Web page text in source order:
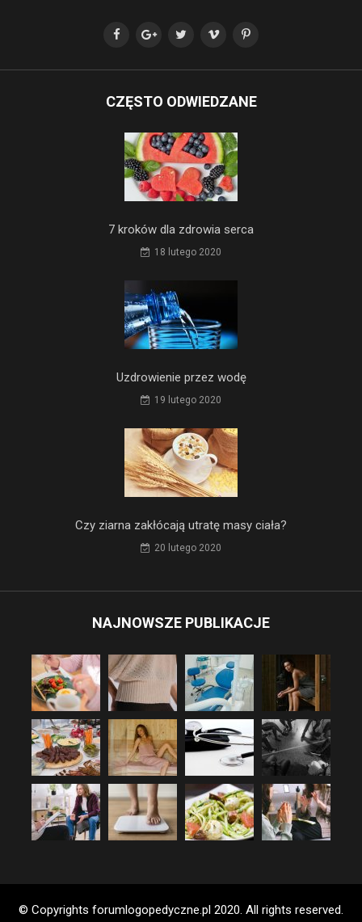
CZĘSTO ODWIEDZANE
7 kroków dla zdrowia serca
18 lutego 2020
Uzdrowienie przez wodę
19 lutego 2020
Czy ziarna zakłócają utratę masy ciała?
20 lutego 2020
NAJNOWSZE PUBLIKACJE
© Copyrights forumlogopedyczne.pl 2020. All rights reserved.